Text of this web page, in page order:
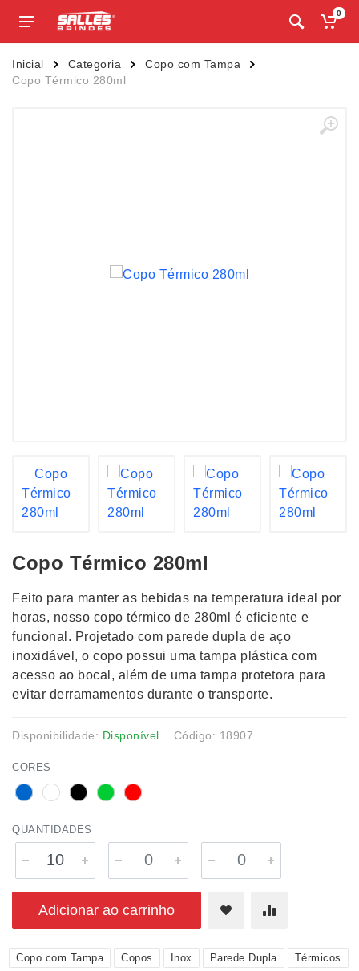
0
Inicial Categoria
Copo com Tampa
Copo Térmico 280ml
Copo Térmico 280ml
Feito para manter as bebidas na temperatura ideal por
horas, nosso copo térmico de 280ml é eficiente e
funcional. Projetado com parede dupla de aço
inoxidável, o copo possui uma tampa plástica com
acesso ao bocal, além de uma tampa protetora para
evitar derramamentos durante o transporte.
Disponibilidade: Disponível Código: 18907
CORES
QUANTIDADES
Adicionar ao carrinho
Copo com Tampa Copos Inox Parede Dupla Térmicos